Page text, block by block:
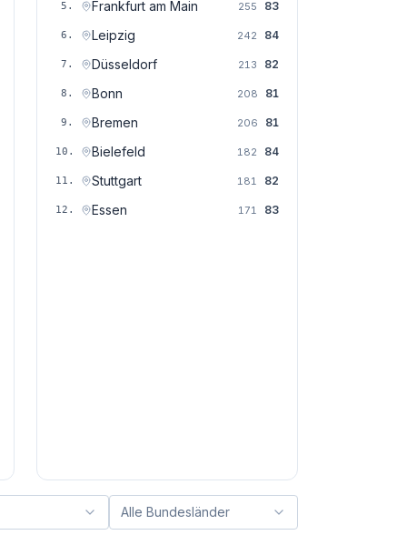
5 . Frankfurt am Main 255 83
6 . Leipzig 242 84
7 . Düsseldorf 213 82
8 . Bonn 208 81
9 . Bremen 206 81
10 . Bielefeld 182 84
11 . Stuttgart 181 82
12 . Essen 171 83
Bundesland filtern:
Alle Bundesländer